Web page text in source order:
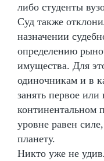
либо студенты
Суд также
назначении
определению
имущества. Для
одиночникам и в
занять первое или
континентальном
уровне равен
планету.
Никто уже не